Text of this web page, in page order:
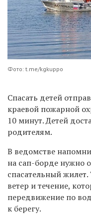
Фото: t.me/kgkuppo
Спасать детей
краевой пожарной
10 минут. Детей
родителям.
В ведомстве
на сап-борде нужно
спасательный
ветер и течение,
передвижение по
к берегу.